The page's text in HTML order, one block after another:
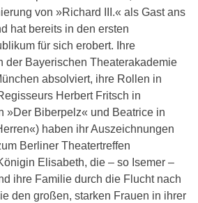
von »Richard III.« als Gast ans
hat bereits in den ersten
für sich erobert. Ihre
der Bayerischen Theaterakademie
absolviert, ihre Rollen in
Herbert Fritsch in
»Der Biberpelz« und Beatrice in
haben ihr Auszeichnungen
Berliner Theatertreffen
Elisabeth, die – so Isemer –
ihre Familie durch die Flucht nach
den großen, starken Frauen in ihrer